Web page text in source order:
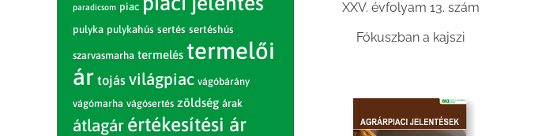
XXV. évfolyam 13. szám
Fókuszban a kajszi
paradicsom piac
pulyka pulykahús sertés sertéshús
szarvasmarha termelés termelői
ár tojás világpiac vágóbárány
vágómarha vágósertés zöldség árak
átlagár értékesítési ár